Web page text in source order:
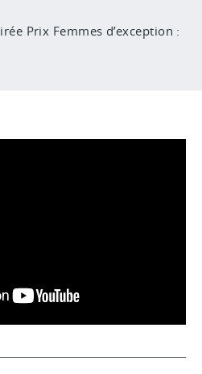
Prix Femmes d’exception :